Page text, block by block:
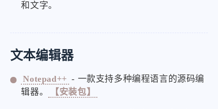
和文字。
文本编辑器
Notepad++ - 一款支持多种编程语言的源码编
辑器。
【安装包】